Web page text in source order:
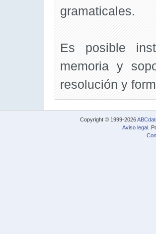
gramaticales.
Es posible
memoria y
resolución y
Copyright © 1999-2026
Aviso legal .